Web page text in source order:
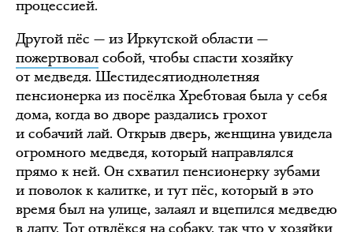
процессией.
Другой пёс — из Иркутской области —
пожертвовал собой, чтобы спасти хозяйку
от медведя. Шестидесятиоднолетняя
пенсионерка из посёлка Хребтовая была у себя
дома, когда во дворе раздались грохот
и собачий лай. Открыв дверь, женщина увидела
огромного медведя, который направлялся
прямо к ней. Он схватил пенсионерку зубами
и поволок к калитке, и тут пёс, который в это
время был на улице, залаял и вцепился медведю
в лапу. Тот отвлёкся на собаку, так что у хозяйки